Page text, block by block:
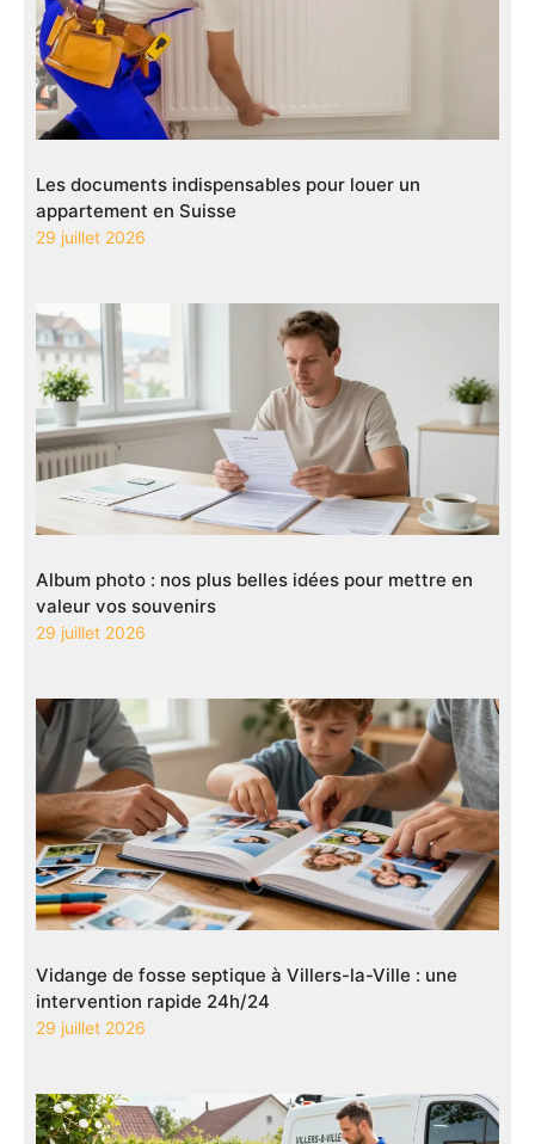
Les documents indispensables pour louer un
appartement en Suisse
29 juillet 2026
Album photo : nos plus belles idées pour mettre en
valeur vos souvenirs
29 juillet 2026
Vidange de fosse septique à Villers-la-Ville : une
intervention rapide 24h/24
29 juillet 2026